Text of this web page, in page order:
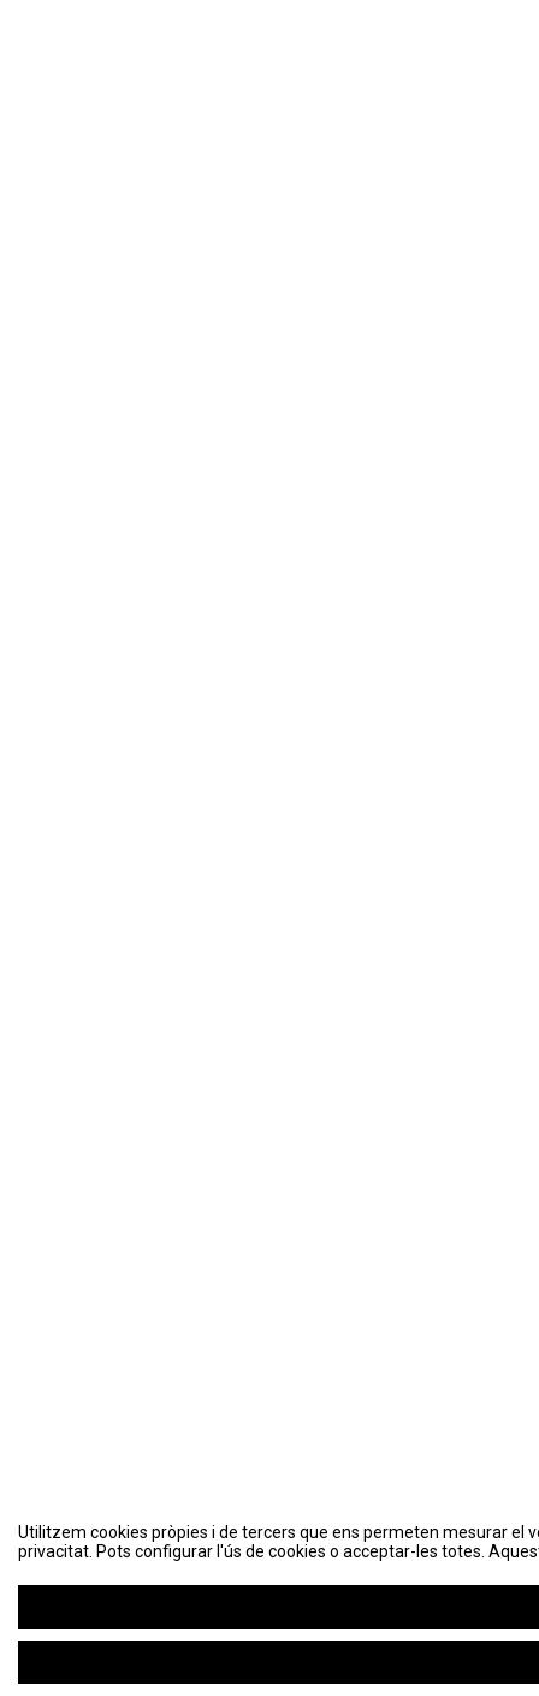
Utilitzem cookies pròpies i de tercers que ens permeten mesurar el
privacitat. Pots configurar l'ús de cookies o acceptar-les totes.
Utilitzem cookies pròpies i de tercers que ens permeten mesurar el
privacitat. Pots configurar l'ús de cookies o acceptar-les totes.